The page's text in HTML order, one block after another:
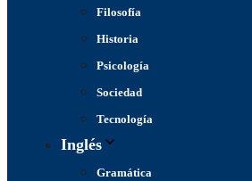
Filosofía
Historia
Psicología
Sociedad
Tecnología
Inglés
Gramática